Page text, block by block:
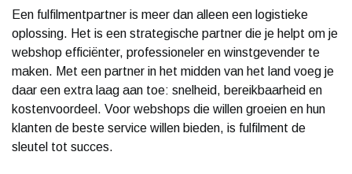
Een fulfilmentpartner is meer dan alleen een logistieke
oplossing. Het is een strategische partner die je helpt om je
webshop efficiënter, professioneler en winstgevender te
maken. Met een partner in het midden van het land voeg je
daar een extra laag aan toe: snelheid, bereikbaarheid en
kostenvoordeel. Voor webshops die willen groeien en hun
klanten de beste service willen bieden, is fulfilment de
sleutel tot succes.